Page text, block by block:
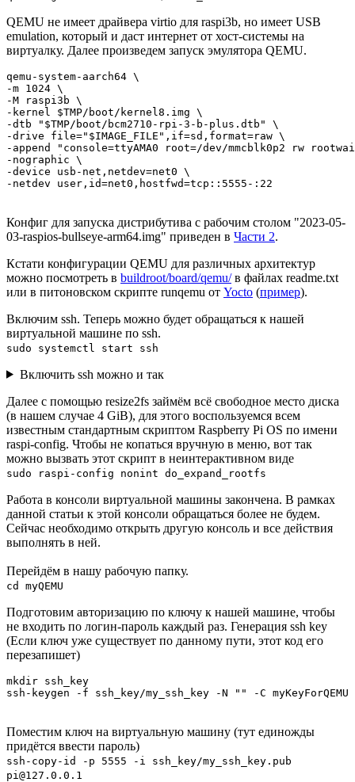
QEMU не имеет драйвера virtio для raspi3b, но имеет USB
emulation, который и даст интернет от хост-системы на
виртуалку. Далее произведем запуск эмулятора QEMU.
qemu-system-aarch64 \
-m 1024 \
-M raspi3b \
-kernel $TMP/boot/kernel8.img \
-dtb "$TMP/boot/bcm2710-rpi-3-b-plus.dtb" \
-drive file="$IMAGE_FILE",if=sd,format=raw \
-append "console=ttyAMA0 root=/dev/mmcblk0p2 rw
-nographic \
-device usb-net,netdev=net0 \
-netdev user,id=net0,hostfwd=tcp::5555-:22
Конфиг для запуска дистрибутива с рабочим столом "2023-05-
03-raspios-bullseye-arm64.img" приведен в Части 2.
Кстати конфигурации QEMU для различных архитектур
можно посмотреть в buildroot/board/qemu/в файлах readme.txt
или в питоновском скрипте runqemu от Yocto (пример).
Включим ssh. Теперь можно будет обращаться к нашей
виртуальной машине по ssh.
sudo systemctl start ssh
Включить ssh можно и так
Далее с помощью resize2fs займём всё свободное место диска
(в нашем случае 4 GiB), для этого воспользуемся всем
известным стандартным скриптом Raspberry Pi OS по имени
raspi-config. Чтобы не копаться вручную в меню, вот так
можно вызвать этот скрипт в неинтерактивном виде
sudo raspi-config nonint do_expand_rootfs
Работа в консоли виртуальной машины закончена. В рамках
данной статьи к этой консоли обращаться более не будем.
Сейчас необходимо открыть другую консоль и все действия
выполнять в ней.
Перейдём в нашу рабочую папку.
cd myQEMU
Подготовим авторизацию по ключу к нашей машине, чтобы
не входить по логин-пароль каждый раз. Генерация ssh key
(Если ключ уже существует по данному пути, этот код его
перезапишет)
mkdir ssh_key
ssh-keygen -f ssh_key/my_ssh_key -N "" -C
Поместим ключ на виртуальную машину (тут единожды
придётся ввести пароль)
ssh-copy-id -p 5555 -i ssh_key/my_ssh_key.pub
pi@127.0.0.1